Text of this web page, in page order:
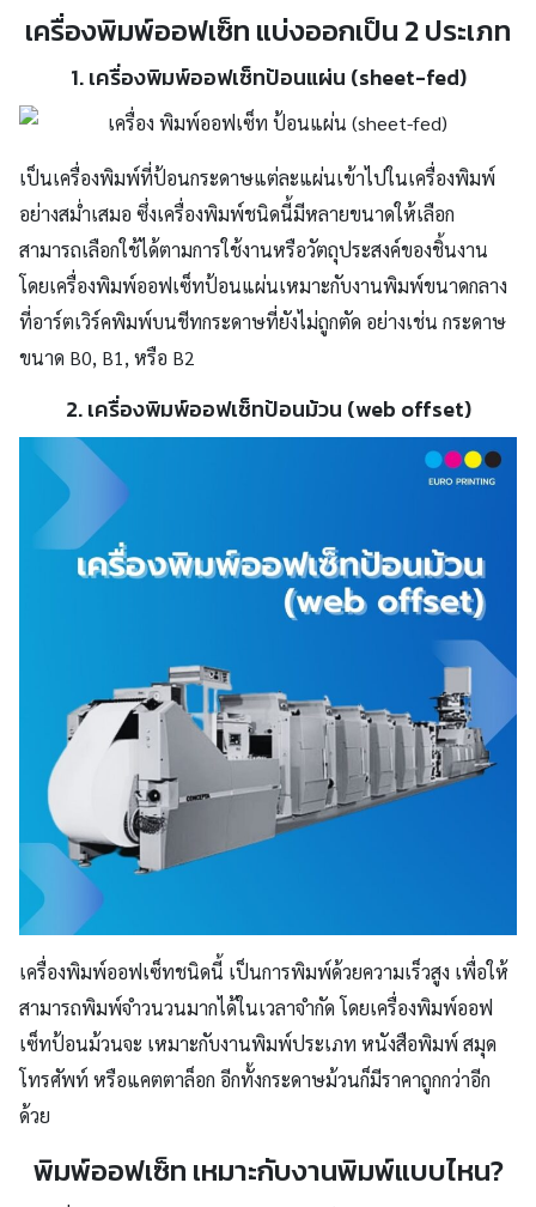
เครื่องพิมพ์ออฟเซ็ท แบ่งออกเป็น 2 ประเภท
1. เครื่องพิมพ์ออฟเซ็ทป้อนแผ่น (sheet-fed)
เป็นเครื่องพิมพ์ที่ป้อนกระดาษแต่ละแผ่นเข้าไปในเครื่องพิมพ์
อย่างสม่ำเสมอ ซึ่งเครื่องพิมพ์ชนิดนี้มีหลายขนาดให้เลือก
สามารถเลือกใช้ได้ตามการใช้งานหรือวัตถุประสงค์ของชิ้นงาน
โดยเครื่องพิมพ์ออฟเซ็ทป้อนแผ่นเหมาะกับงานพิมพ์ขนาดกลาง
ที่อาร์ตเวิร์คพิมพ์บนชีทกระดาษที่ยังไม่ถูกตัด อย่างเช่น กระดาษ
ขนาด B0, B1, หรือ B2
2. เครื่องพิมพ์ออฟเซ็ทป้อนม้วน (web offset)
เครื่องพิมพ์ออฟเซ็ทชนิดนี้ เป็นการพิมพ์ด้วยความเร็วสูง เพื่อให้
สามารถพิมพ์จำวนวนมากได้ในเวลาจำกัด โดยเครื่องพิมพ์ออฟ
เซ็ทป้อนม้วนจะ เหมาะกับงานพิมพ์ประเภท หนังสือพิมพ์ สมุด
โทรศัพท์ หรือแคตตาล็อก อีกทั้งกระดาษม้วนก็มีราคาถูกกว่าอีก
ด้วย
พิมพ์ออฟเซ็ท เหมาะกับงานพิมพ์แบบไหน?